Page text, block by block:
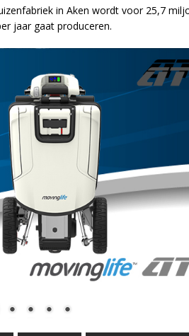
in Aken wordt voor 25,7
jaar gaat produceren.